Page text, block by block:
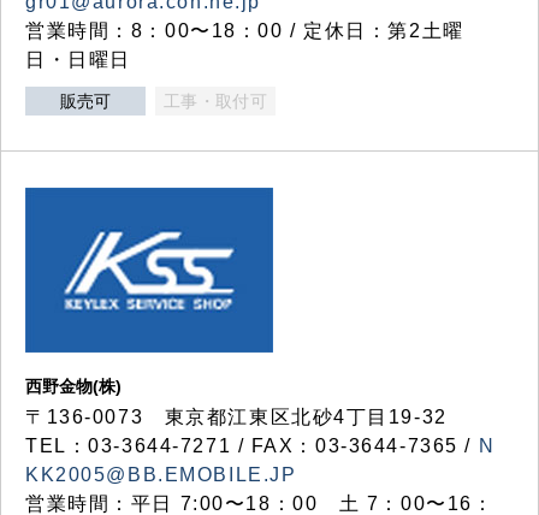
営業時間：8：00〜18：00 / 定休日：第2土曜
日・日曜日
販売可 工事・取付可
西野金物(株)
〒136-0073 東京都江東区北砂4丁目19-32
TEL：03‐3644‐7271 / FAX：03-3644-7365 / N
KK2005@BB.EMOBILE.JP
営業時間：平日 7:00〜18：00 土 7：00〜16：